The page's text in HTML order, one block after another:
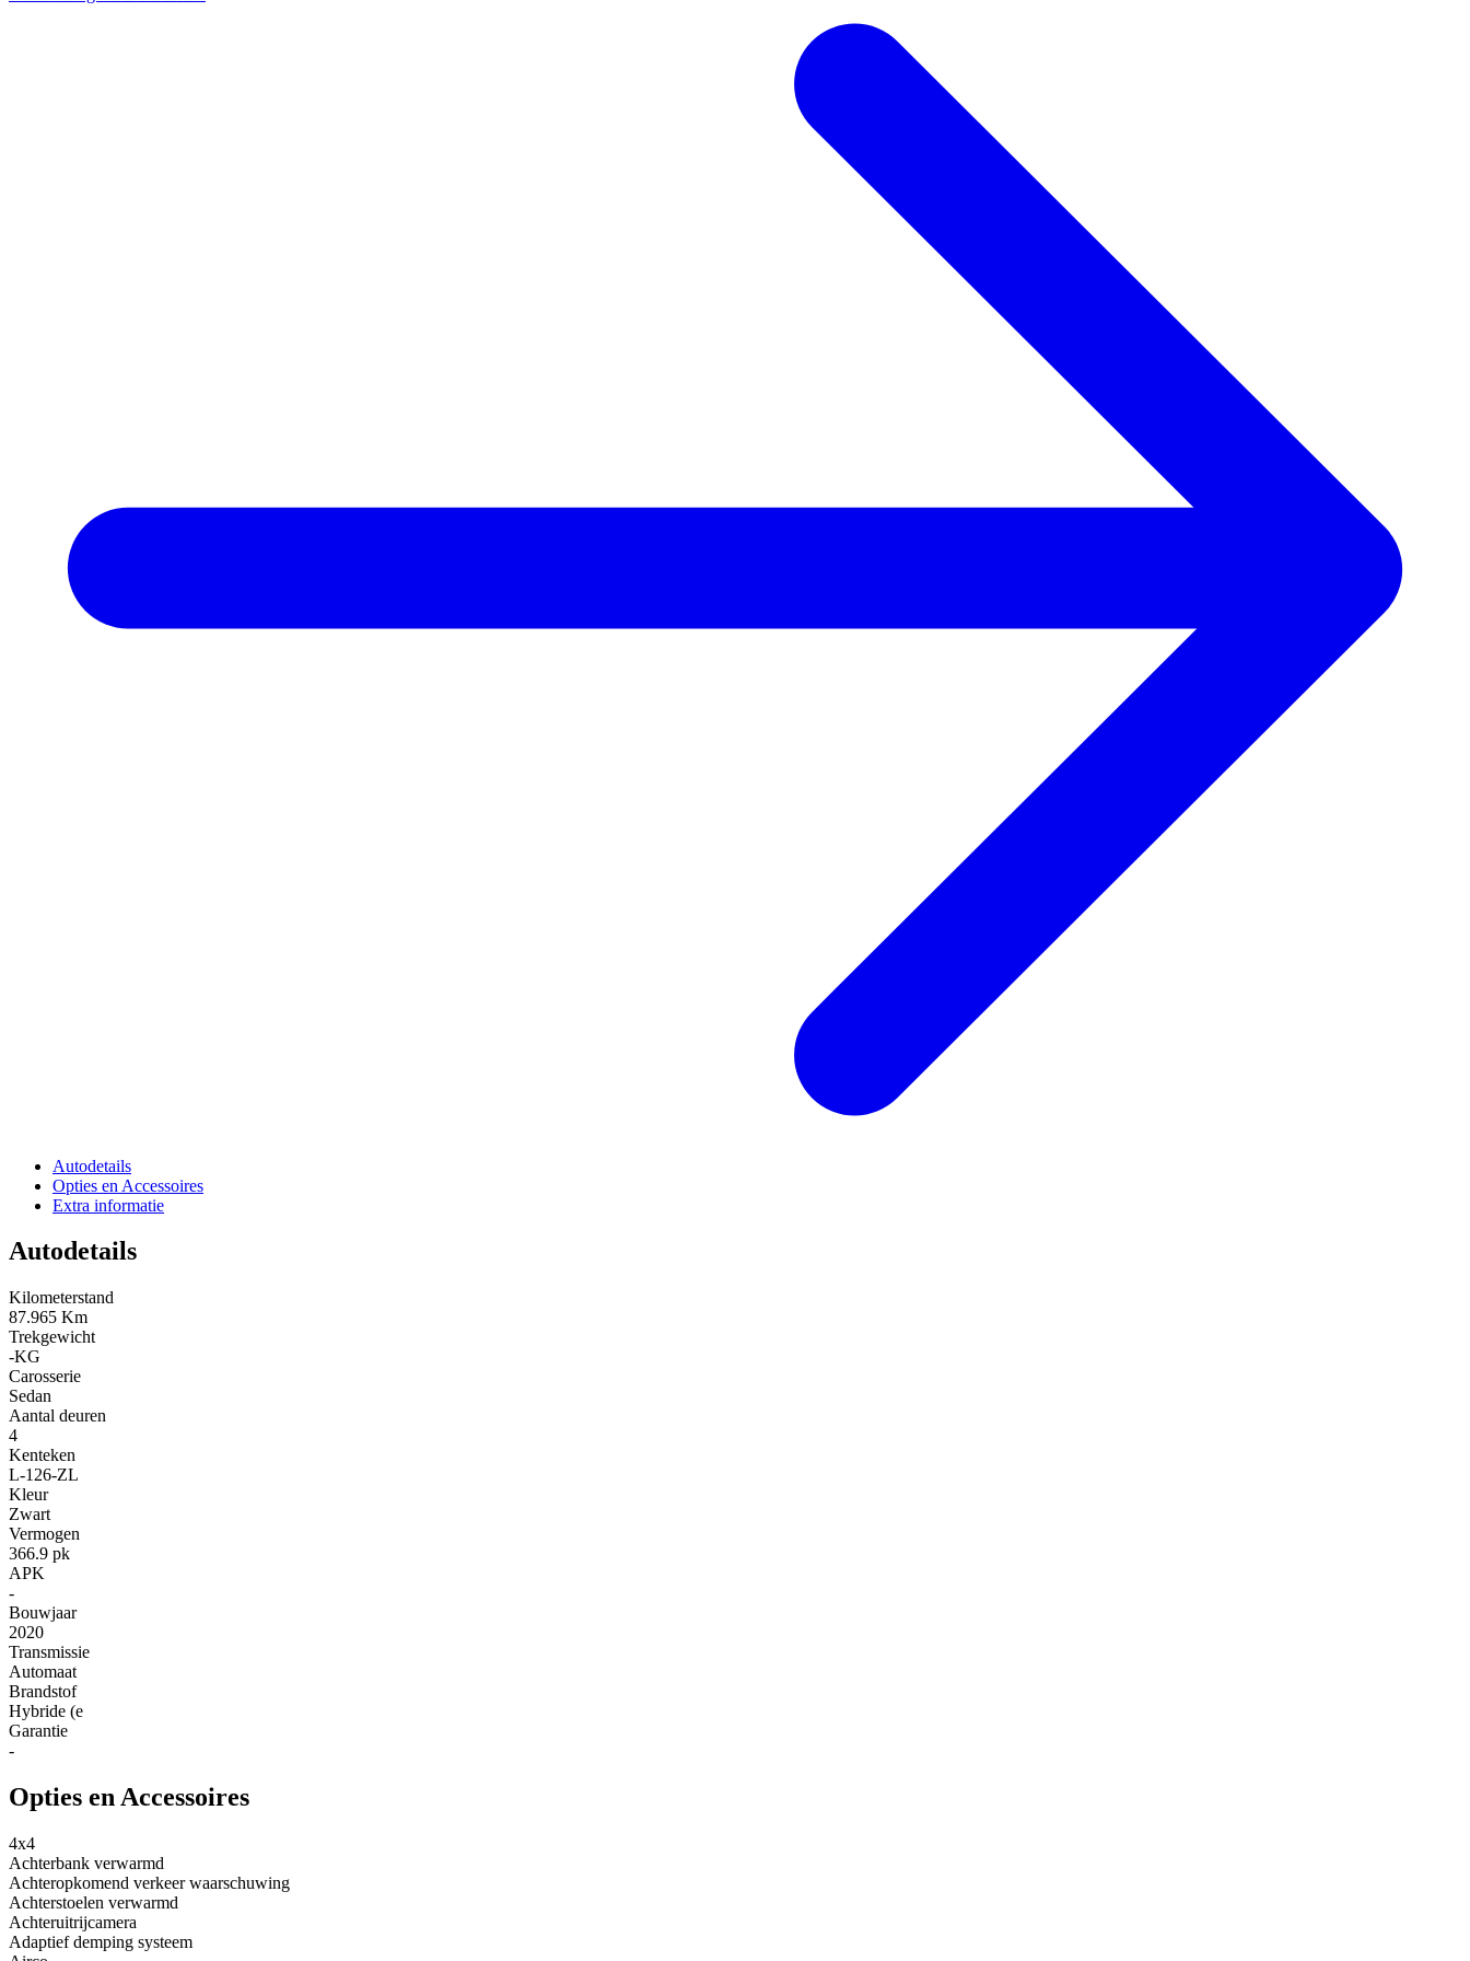
Autodetails
Opties en Accessoires
Extra informatie
Autodetails
Kilometerstand
87.965 Km
Trekgewicht
-KG
Carosserie
Sedan
Aantal deuren
4
Kenteken
L-126-ZL
Kleur
Zwart
Vermogen
366.9 pk
APK
-
Bouwjaar
2020
Transmissie
Automaat
Brandstof
Hybride (e
Garantie
-
Opties en Accessoires
4x4
Achterbank verwarmd
Achteropkomend verkeer waarschuwing
Achterstoelen verwarmd
Achteruitrijcamera
Adaptief demping systeem